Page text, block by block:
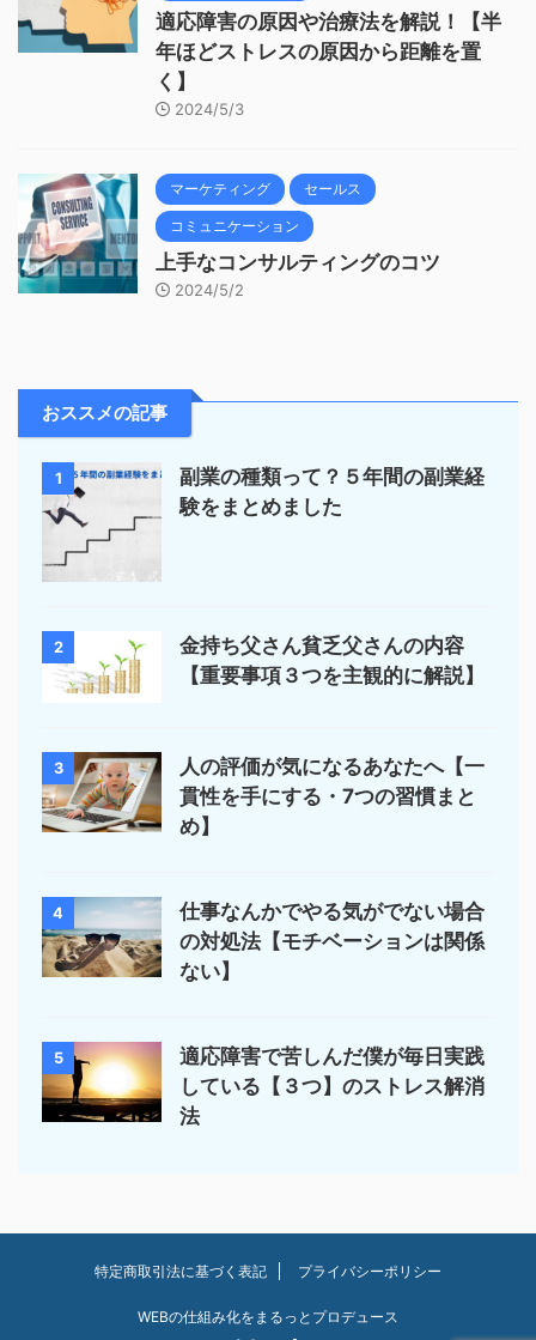
適応障害の原因や治療法を解説！【半
年ほどストレスの原因から距離を置
く】
2024/5/3
マーケティング セールス
コミュニケーション
上手なコンサルティングのコツ
2024/5/2
おススメの記事
1
副業の種類って？５年間の副業経
験をまとめました
2
金持ち父さん貧乏父さんの内容
【重要事項３つを主観的に解説】
3
人の評価が気になるあなたへ【一
貫性を手にする・7つの習慣まと
め】
4
仕事なんかでやる気がでない場合
の対処法【モチベーションは関係
ない】
5
適応障害で苦しんだ僕が毎日実践
している【３つ】のストレス解消
法
特定商取引法に基づく表記 プライバシーポリシー
WEBの仕組み化をまるっとプロデュース